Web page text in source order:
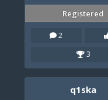
Registered
2
3
q1ska